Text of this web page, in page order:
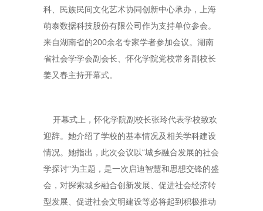
科、民族民间文化艺术协同创新中心承办，上海
萌泰数据科技股份有限公司作为支持单位参会。
来自湖南省的200余名专家学者参加会议。湖南
省社会学学会副会长、怀化学院党校常务副校长
姜又春主持开幕式。
开幕式上，怀化学院副校长张玲代表学校致欢
迎辞。她介绍了学校的基本情况及相关学科建设
情况。她指出，此次会议以“城乡融合发展的社会
学探讨”为主题，是一次启迪智慧和思想交锋的盛
会，对探索城乡融合创新发展、促进社会经济转
型发展、促进社会文明建设等必将起到积极推动